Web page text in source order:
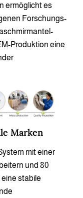
ermöglicht es
Forschungs-
Produktion eine
Marken
mit einer
und 80
stabile